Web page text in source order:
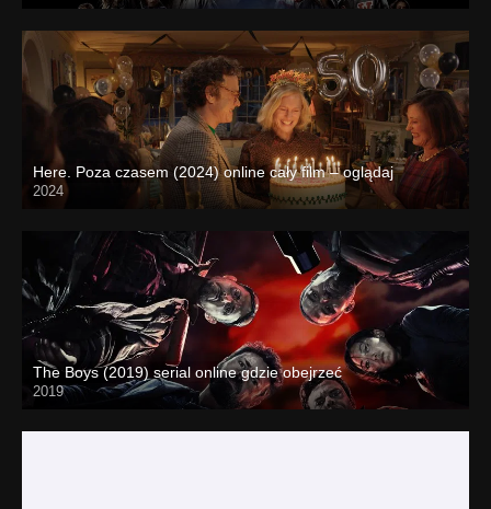
Here. Poza czasem (2024) online cały film – oglądaj
2024
The Boys (2019) serial online gdzie obejrzeć
2019